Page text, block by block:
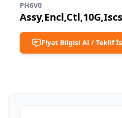
PH6V0
Fiyat Bilgisi Al / Teklif